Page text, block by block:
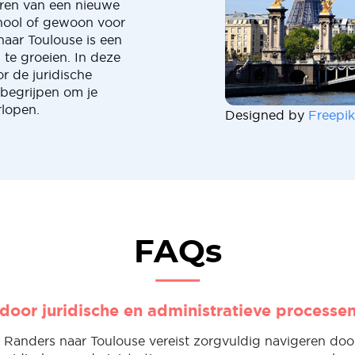
van een nieuwe
of gewoon voor
Toulouse is een
groeien. In deze
de juridische
om je
Designed by Freepik
FAQs
juridische en administratieve
Randers naar Toulouse vereist zorgvuldig navigeren